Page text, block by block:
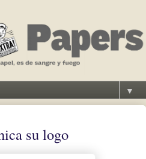
▼
su logo